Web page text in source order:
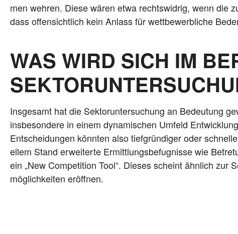
men weh­ren. Die­se wären etwa rechts­wid­rig, wenn die
dass offen­sicht­lich kein Anlass für wett­be­werb­li­che
WAS WIRD SICH IM
Ins­ge­samt hat die Sek­tor­un­ter­su­chung an Bedeu­tung
ins­be­son­de­re in einem dyna­mi­schen Umfeld
Ent­schei­dun­gen könn­ten also tief­grün­di­ger oder
el­lem Stand erwei­ter­te Ermitt­lungs­be­fug­nis­se wie
ein „New Com­pe­ti­ti­on Tool“. Die­ses scheint ähn­lich
mög­lich­kei­ten eröffnen.